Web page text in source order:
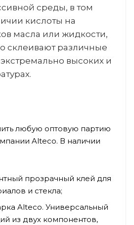
среды, в том
кислоты на
масла или жидкости,
склеивают различные
высоких и
любую оптовую партию
Alteco. В наличии
прозрачный клей для
и стекла;
Alteco. Универсальный
из двух компонентов,